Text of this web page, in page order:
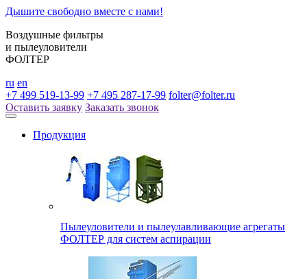
Дышите свободно вместе с нами!
Воздушные фильтры
и пылеуловители
ФОЛТЕР
ru en
+7 499 519-13-99 +7 495 287-17-99 folter@folter.ru
Оставить заявку Заказать звонок
Продукция
Пылеуловители и пылеулавливающие агрегаты
ФОЛТЕР для систем аспирации